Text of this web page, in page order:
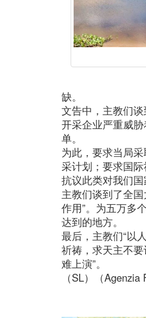
缺。
文告中，主教们
开采企业严重威
单。
为此，要求当局
采计划；要求国
抗议此类对我们国
主教们谈到了全
作用”。为五万多
达到的地方。
最后，主教们“以
祈祷，求天主不
难上演”。
（SL）（Agenzia